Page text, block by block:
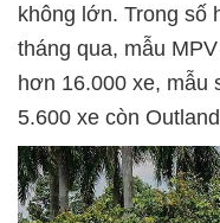
không lớn. Trong số
tháng qua, mẫu
hơn 16.000 xe, mẫu
5.600 xe còn